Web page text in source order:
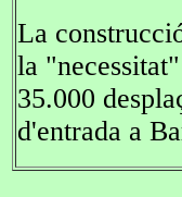
La
la
35.000
d'entrada a